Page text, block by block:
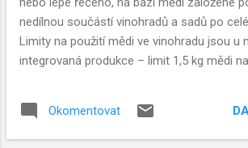
nedílnou součástí vinohradů a sadů po
Limity na použití mědi ve vinohradu jsou u
integrovaná produkce – limit 1,5 kg mědi
kg/ha)
Okomentovat